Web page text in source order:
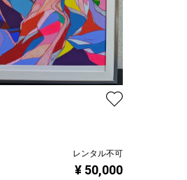
レンタル不可
¥ 50,000